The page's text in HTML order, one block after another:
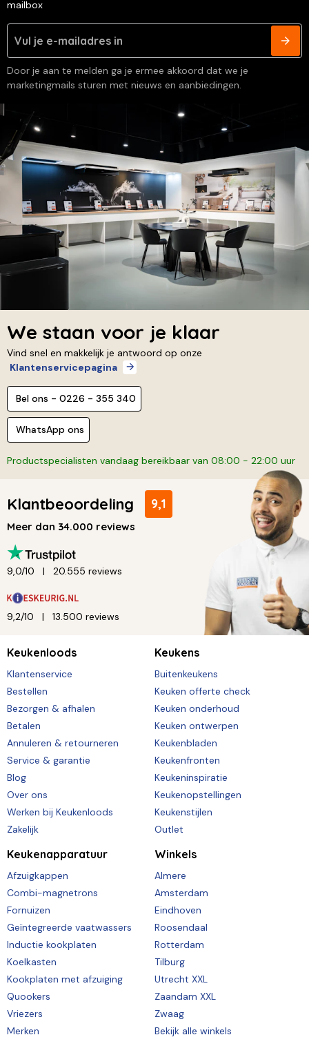
mailbox
Door je aan te melden ga je ermee akkoord dat we je
marketingmails sturen met nieuws en aanbiedingen.
We staan voor je klaar
Vind snel en makkelijk je antwoord op onze
Klantenservicepagina
Bel ons - 0226 - 355 340
WhatsApp ons
Productspecialisten vandaag bereikbaar van 08:00 - 22:00 uur
Klantbeoordeling 9,1
Meer dan 34.000 reviews
9,0/10 20.555 reviews
9,2/10 13.500 reviews
Keukenloods
Klantenservice
Bestellen
Bezorgen & afhalen
Betalen
Annuleren & retourneren
Service & garantie
Blog
Over ons
Werken bij Keukenloods
Zakelijk
Keukens
Buitenkeukens
Keuken offerte check
Keuken onderhoud
Keuken ontwerpen
Keukenbladen
Keukenfronten
Keukeninspiratie
Keukenopstellingen
Keukenstijlen
Outlet
Keukenapparatuur
Afzuigkappen
Combi-magnetrons
Fornuizen
Geïntegreerde vaatwassers
Inductie kookplaten
Koelkasten
Kookplaten met afzuiging
Quookers
Vriezers
Merken
Winkels
Almere
Amsterdam
Eindhoven
Roosendaal
Rotterdam
Tilburg
Utrecht XXL
Zaandam XXL
Zwaag
Bekijk alle winkels